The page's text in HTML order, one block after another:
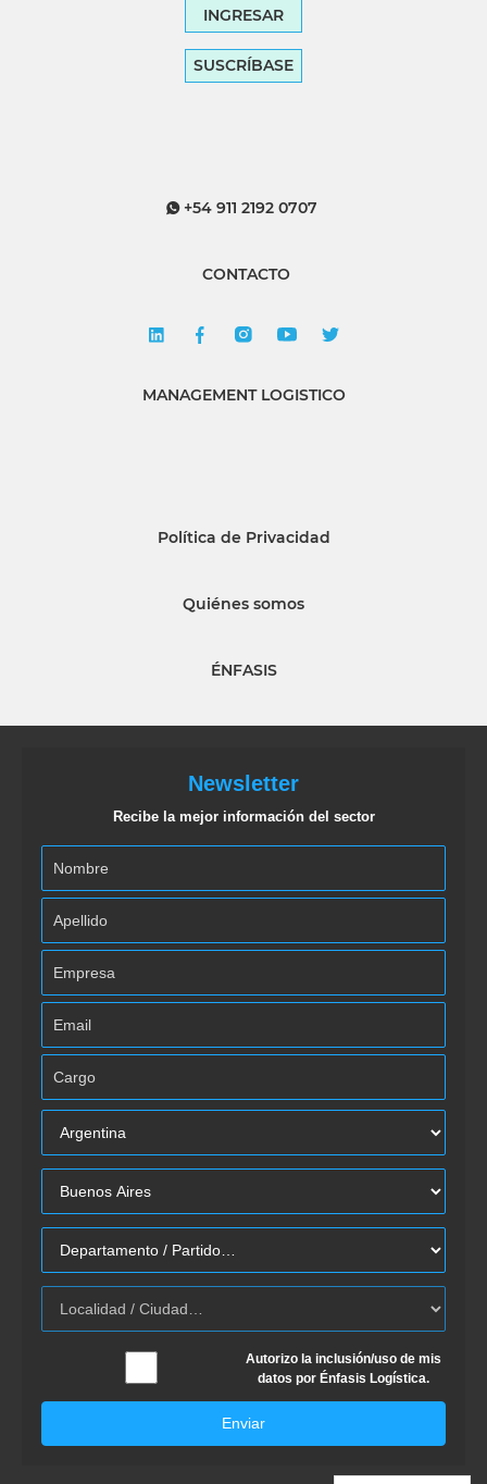
INGRESAR
SUSCRÍBASE
+54 911 2192 0707
CONTACTO
MANAGEMENT LOGISTICO
Política de Privacidad
Quiénes somos
ÉNFASIS
Newsletter
Recibe la mejor información del sector
Autorizo la inclusión/uso de mis
datos por Énfasis Logística.
Enviar